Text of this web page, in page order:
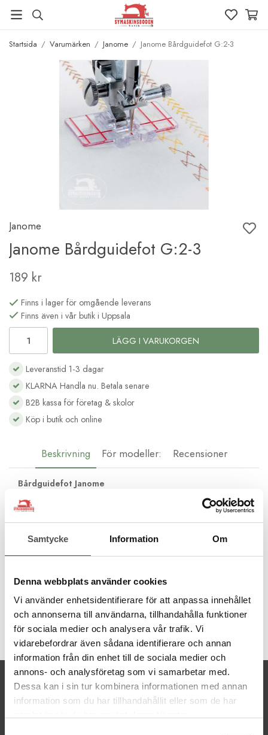
Samtycke Information Om
Denna webbplats använder cookies
Vi använder enhetsidentifierare för att anpassa innehållet
och annonserna till användarna, tillhandahålla funktioner
för sociala medier och analysera vår trafik. Vi
vidarebefordrar även sådana identifierare och annan
information från din enhet till de sociala medier och
annons- och analysföretag som vi samarbetar med.
Dessa kan i sin tur kombinera informationen med annan
information som du har tillhandahållit eller som de har
Startsida / Varumärken / Janome / Janome Bårdguidefot G:2-3
Janome
Janome Bårdguidefot G:2-3
189 kr
Finns i lager för omgående leverans
Finns även i vår butik i Uppsala
LÄGG I VARUKORGEN
Leveranstid 1-3 dagar
KLARNA Handla nu. Betala senare
B2B kassa för företag & skolor
Köp i butik och online
Beskrivning För modeller: Recensioner
Bårdguidefot Janome
Bårdguidefoten använder du till att sy parallella sömmar intill
varandra. De röda guidelinjerna på pressarfotens vingar
underlättar att sy rakt i förhållande till sömmen intill.
Obs! Denna pressarfot är för modeller med 7 mm stygnbredd!
Kontrollera din maskingrupp>>
Artikelnummer:
200434003
KONTAKTA OSS
kontakt@symaskinsboden.se